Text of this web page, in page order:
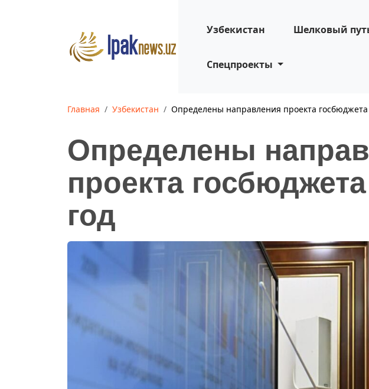
Узбекистан Шелковый
Спецпроекты
Главная Узбекистан Определены направления проекта госбюджета
Определены
проекта
год